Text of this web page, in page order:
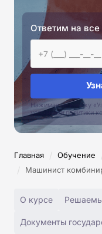
Ответим на
Нажимая на кнопку
условиями политики
Главная / Обучение
/ Машинист
О курсе
Документы